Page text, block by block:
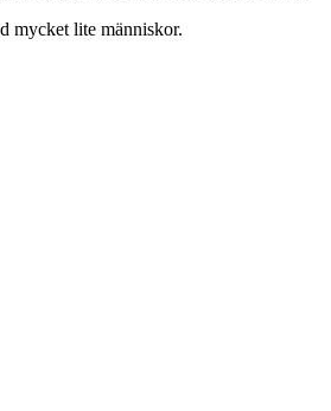
mycket lite människor.